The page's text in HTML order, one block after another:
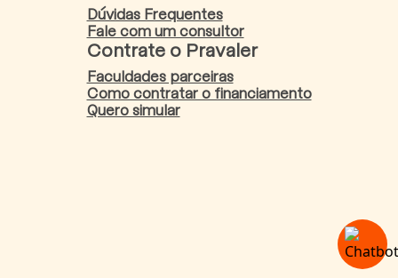
Dúvidas Frequentes
Fale com um consultor
Contrate o Pravaler
Faculdades parceiras
Como contratar o financiamento
Quero simular